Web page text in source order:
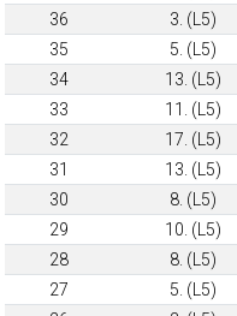
36
3. (L5)
35
5. (L5)
34
13. (L5)
33
11. (L5)
32
17. (L5)
31
13. (L5)
30
8. (L5)
29
10. (L5)
28
8. (L5)
27
5. (L5)